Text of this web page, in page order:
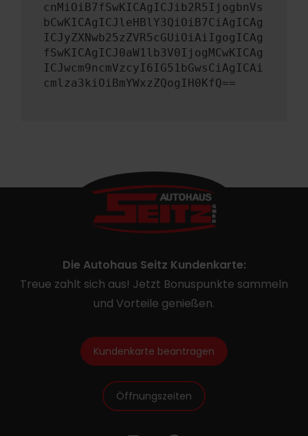
cnMiOiB7fSwKICAgICJib2R5IjogbnVs
bCwKICAgICJleHBlY3QiOiB7CiAgICAg
ICJyZXNwb25zZVR5cGUiOiAiIgogICAg
fSwKICAgICJ0aW1lb3V0IjogMCwKICAg
ICJwcm9ncmVzcyI6IG51bGwsCiAgICAi
cmlza3kiOiBmYWxzZQogIH0KfQ==
Die Autohaus Seitz Kundenkarte:
Treue zahlt sich aus! Jetzt Bonuspunkte sammeln
und Vorteile genießen.
Kundenkarte beantragen
Öffnungszeiten